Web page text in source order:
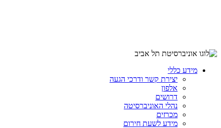
מידע כללי
יצירת קשר ודרכי הגעה
אלפון
דרושים
נהלי האוניברסיטה
מכרזים
מידע לשעת חירום